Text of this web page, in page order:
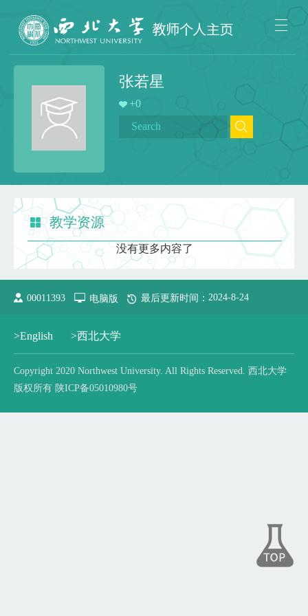
张若星
+0
教学资源
没有更多内容了
00011393 电脑版 最后更新时间： 2024-8-24
>English >西北大学
Copyright 2020 Northwest University. All Rights Reserved. 西北大学
版权所有 陕ICP备05010980号